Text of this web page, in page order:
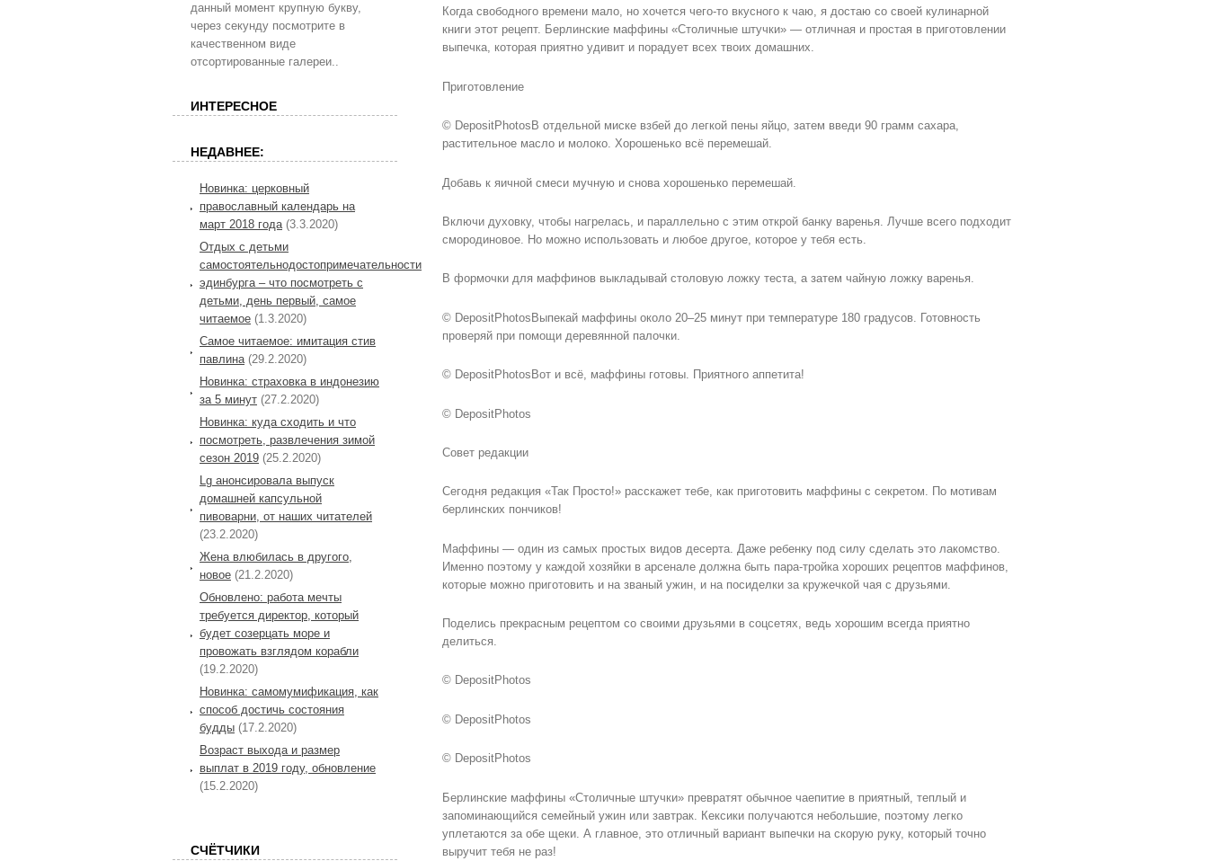
Когда свободного времени мало, но хочется чего-то вкусного к чаю, я достаю со своей кулинарной
книги этот рецепт. Берлинские маффины «Столичные штучки» — отличная и простая в приготовлении
выпечка, которая приятно удивит и порадует всех твоих домашних.
Приготовление
© DepositPhotosВ отдельной миске взбей до легкой пены яйцо, затем введи 90 грамм сахара,
растительное масло и молоко. Хорошенько всё перемешай.
Добавь к яичной смеси мучную и снова хорошенько перемешай.
Включи духовку, чтобы нагрелась, и параллельно с этим открой банку варенья. Лучше всего подходит
смородиновое. Но можно использовать и любое другое, которое у тебя есть.
В формочки для маффинов выкладывай столовую ложку теста, а затем чайную ложку варенья.
© DepositPhotosВыпекай маффины около 20–25 минут при температуре 180 градусов. Готовность
проверяй при помощи деревянной палочки.
© DepositPhotosВот и всё, маффины готовы. Приятного аппетита!
© DepositPhotos
Совет редакции
Сегодня редакция «Так Просто!» расскажет тебе, как приготовить маффины с секретом. По мотивам
берлинских пончиков!
Маффины — один из самых простых видов десерта. Даже ребенку под силу сделать это лакомство.
Именно поэтому у каждой хозяйки в арсенале должна быть пара-тройка хороших рецептов маффинов,
которые можно приготовить и на званый ужин, и на посиделки за кружечкой чая с друзьями.
Поделись прекрасным рецептом со своими друзьями в соцсетях, ведь хорошим всегда приятно
делиться.
© DepositPhotos
© DepositPhotos
© DepositPhotos
Берлинские маффины «Столичные штучки» превратят обычное чаепитие в приятный, теплый и
запоминающийся семейный ужин или завтрак. Кексики получаются небольшие, поэтому легко
уплетаются за обе щеки. А главное, это отличный вариант выпечки на скорую руку, который точно
выручит тебя не раз!
данный момент крупную букву,
через секунду посмотрите в
качественном виде
отсортированные галереи..
ИНТЕРЕСНОЕ
НЕДАВНЕЕ:
Новинка: церковный
православный календарь на
март 2018 года (3.3.2020)
Отдых с детьми
самостоятельнодостопримечательности
эдинбурга – что посмотреть с
детьми, день первый, самое
читаемое (1.3.2020)
Самое читаемое: имитация стив
павлина (29.2.2020)
Новинка: страховка в индонезию
за 5 минут (27.2.2020)
Новинка: куда сходить и что
посмотреть, развлечения зимой
сезон 2019 (25.2.2020)
Lg анонсировала выпуск
домашней капсульной
пивоварни, от наших читателей
(23.2.2020)
Жена влюбилась в другого,
новое (21.2.2020)
Обновлено: работа мечты
требуется директор, который
будет созерцать море и
провожать взглядом корабли
(19.2.2020)
Новинка: самомумификация, как
способ достичь состояния
будды (17.2.2020)
Возраст выхода и размер
выплат в 2019 году, обновление
(15.2.2020)
СЧЁТЧИКИ